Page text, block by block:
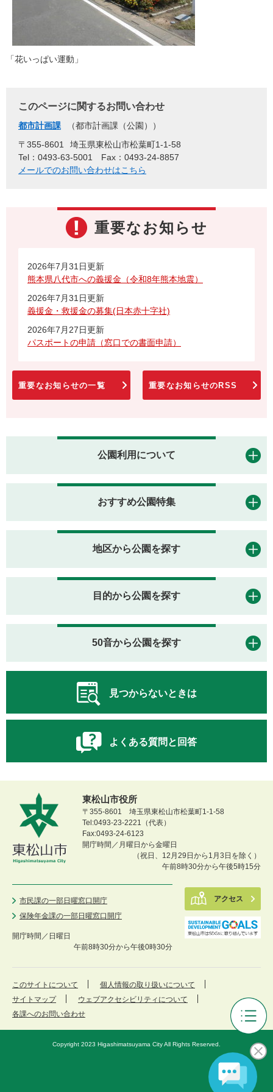
ひ
ま
つ
や
「花いっぱい運動」
このページに関するお問い合わせ
都市計画課
都市計画課（公園）
〒355-8601
埼玉県東松山市松葉町1-1-58
Tel：0493-63-5001
Fax：0493-24-8857
メールでのお問い合わせはこちら
重要なお知らせ
2026年7月31日更新
熊本県八代市への義援金（令和8年熊本地震）
2026年7月31日更新
義援金・救援金の募集(日本赤十字社)
2026年7月27日更新
パスポートの申請（窓口での書面申請）
重要なお知らせの一覧 重要なお知らせのRSS
公園利用について
おすすめ公園特集
地区から公園を探す
目的から公園を探す
50音から公園を探す
見つからないときは
よくある質問と回答
東松山市役所
〒355-8601 埼玉県東松山市松葉町1-1-58
Tel:0493-23-2221（代表）
Fax:0493-24-6123
開庁時間／月曜日から金曜日
（祝日、12月29日から1月3日を除く）
午前8時30分から午後5時15分
市民課の一部日曜窓口開庁
保険年金課の一部日曜窓口開庁
開庁時間／ 日曜日
午前8時30分から午後0時30分
アクセス
このサイトについて
個人情報の取り扱いについて
サイトマップ
ウェブアクセシビリティについて
各課へのお問い合わせ
Copyright 2023 Higashimatsuyama City All Rights Reserved.